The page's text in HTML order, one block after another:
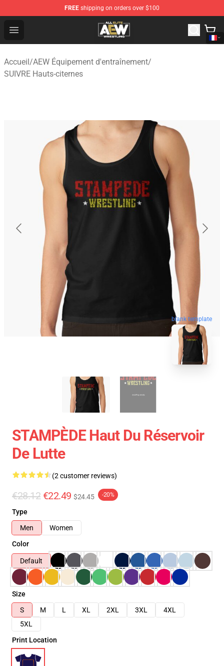
FREE shipping on orders over $100
Open menu
Aew Shop ⚡️ Official Aew Merchandise Store
Accueil/AEW Équipement d'entraînement/
SUIVRE Hauts-citernes
blank template
STAMPÈDE Haut Du Réservoir
De Lutte
(2 customer reviews)
€28.12 €22.49 $24.45 -20%
Type
Men
Women
Color
Default
Size
S
M L XL 2XL 3XL
4XL
5XL
Print Location